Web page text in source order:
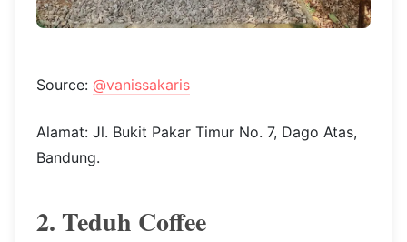
Source: @vanissakaris
Alamat: Jl. Bukit Pakar Timur No. 7, Dago Atas,
Bandung.
2. Teduh Coffee